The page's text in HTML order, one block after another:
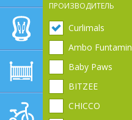
АВТОКРЕСЛА
ДЕТСКАЯ МЕБЕЛЬ
ДЕТСКИЙ СПОРТ И
ПРОИЗВОДИТЕЛЬ
Curlimals
Ambo Funtamin
Baby Paws
BITZEE
CHICCO